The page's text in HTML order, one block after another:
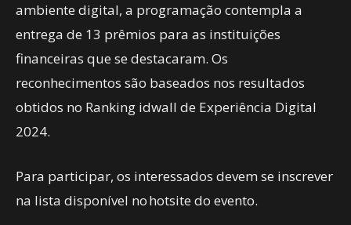
ambiente digital, a programação contempla a
entrega de 13 prêmios para as instituições
financeiras que se destacaram. Os
reconhecimentos são baseados nos resultados
obtidos no Ranking idwall de Experiência Digital
2024.
Para participar, os interessados devem se inscrever
na lista disponível no hotsite do evento.